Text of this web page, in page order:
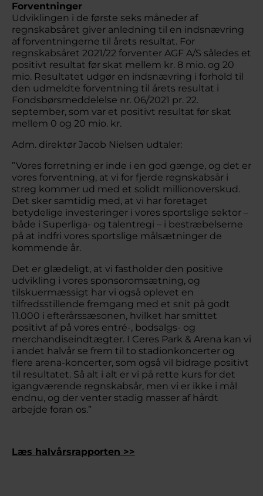
Forventninger
Udviklingen i de første seks måneder af
regnskabsåret giver anledning til en indsnævring
af forventningerne til årets resultat. For
regnskabsåret 2021/22 forventer AGF A/S således et
positivt resultat før skat mellem kr. 8 mio. og 20
mio. Resultatet udgør en indsnævring i forhold til
den udmeldte forventning til årets resultat i
Fondsbørsmeddelelse nr. 06/2021 pr. 22.
september, som var et positivt resultat før skat
mellem 0 og 20 mio. kr.
Adm. direktør Jacob Nielsen udtaler:
”Vores forretning er inde i en god gænge, og det er
vores forventning, at vi for fjerde regnskabsår i
streg kommer ud med et solidt millionoverskud.
Det sker samtidig med, at vi har foretaget
betydelige investeringer i vores sportslige sektor –
både i Superliga- og talentregi – i bestræbelserne
på at indfri vores sportslige målsætninger de
kommende år.
Det er glædeligt, at vi fastholder den positive
udvikling i vores sponsoromsætning, og
tilskuermæssigt har vi også oplevet en
tilfredsstillende fremgang med et snit på godt
11.000 i efterårssæsonen, hvilket har smittet
positivt af på vores entré-, bodsalgs- og
merchandiseindtægter. I Ceres Park & Arena kan vi
i andet halvår se frem til to stadionkoncerter og
flere arena-koncerter, som også vil bidrage positivt
til resultatet. Så alt i alt er vi på rette kurs for det
igangværende regnskabsår, men vi er ikke i mål
endnu, og der venter stadig masser af hårdt
arbejde foran os.”
Læs halvårsrapporten >>